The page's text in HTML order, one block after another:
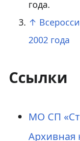
года.
↑
2002 года
Ссылки
МО СП
Архивная